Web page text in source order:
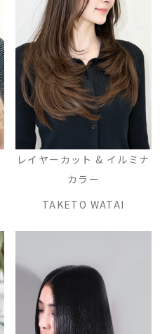
レイヤーカット & イルミナ
カラー
TAKETO WATAI